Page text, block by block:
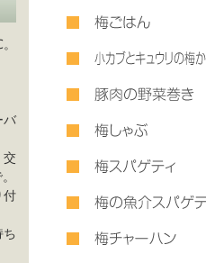
バ
交
付